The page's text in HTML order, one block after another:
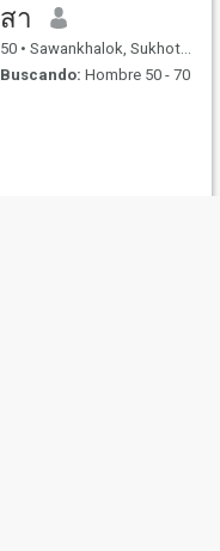
สา
50 • Sawankhalok, Sukhothai, Tailandia
Buscando: Hombre 50 - 70